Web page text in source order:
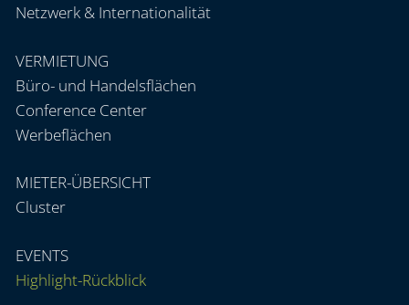
Netzwerk & Internationalität
VERMIETUNG
Büro- und Handelsflächen
Conference Center
Werbeflächen
MIETER-ÜBERSICHT
Cluster
EVENTS
Highlight-Rückblick